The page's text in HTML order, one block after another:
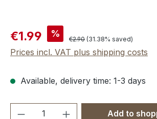
Sale price:
€1.99 % Regular price:
€2.90 (31.38% saved)
Prices incl. VAT plus shipping costs
Available, delivery time: 1-3 days
Product Quantity: Enter
Add to